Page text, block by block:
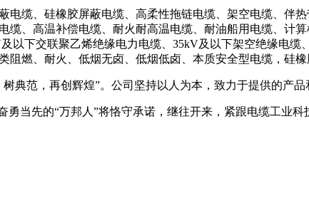
缆、硅橡胶屏蔽电缆、高柔性拖链电缆、架空电缆、伴
缆、高温补偿电缆、耐火耐高温电缆、耐油船用电缆、计
以下交联聚乙烯绝缘电力电缆、35kV及以下架空绝缘电
阻燃、耐火、低烟无卤、低烟低卤、本质安全型电缆，硅
范，再创辉煌”。公司坚持以人为本，致力于提供的产品
勇当先的“万邦人”将恪守承诺，继往开来，紧跟电缆工业